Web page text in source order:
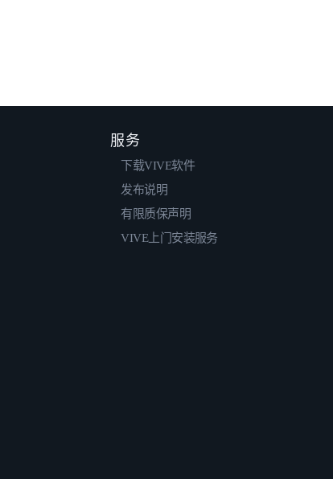
服务
下载VIVE软件
发布说明
有限质保声明
VIVE上门安装服务